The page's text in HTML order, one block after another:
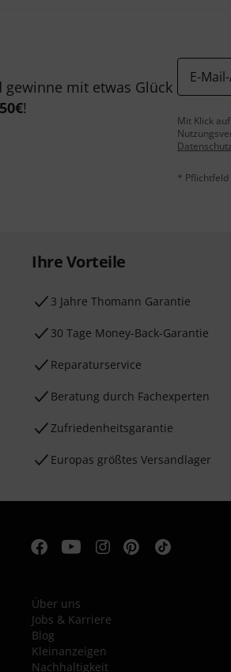
mit etwas Glück
50€!
E-
Mit Klick
* Pflichtfeld
Ihre Vorteile
3 Jahre Thomann Garantie
30 Tage Money-Back-Garantie
Reparaturservice
Beratung durch Fachexperten
Zufriedenheitsgarantie
Europas größtes Versandlager
Über uns
Jobs & Karriere
Blog
Kleinanzeigen
Nachhaltigkeit